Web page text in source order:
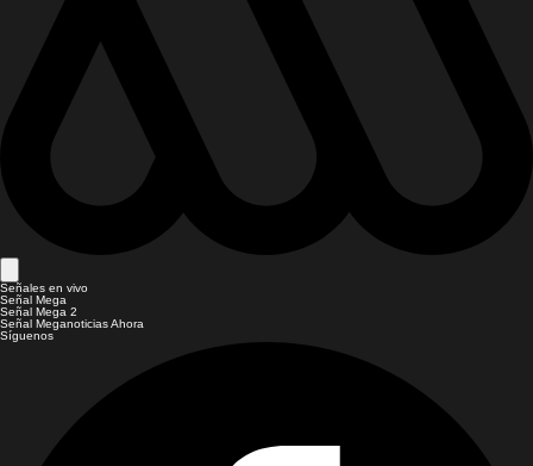
Señales en vivo
Señal Mega
Señal Mega 2
Señal Meganoticias Ahora
Síguenos